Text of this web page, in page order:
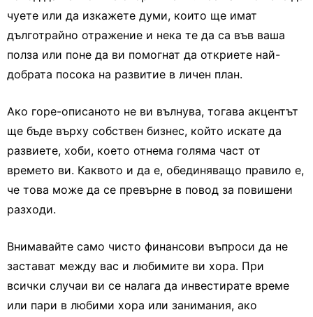
чуете или да изкажете думи, които ще имат
дълготрайно отражение и нека те да са във ваша
полза или поне да ви помогнат да откриете най-
добрата посока на развитие в личен план.
Ако горе-описаното не ви вълнува, тогава акцентът
ще бъде върху собствен бизнес, който искате да
развиете, хоби, което отнема голяма част от
времето ви. Каквото и да е, обединяващо правило е,
че това може да се превърне в повод за повишени
разходи.
Внимавайте само чисто финансови въпроси да не
застават между вас и любимите ви хора. При
всички случаи ви се налага да инвестирате време
или пари в любими хора или занимания, ако